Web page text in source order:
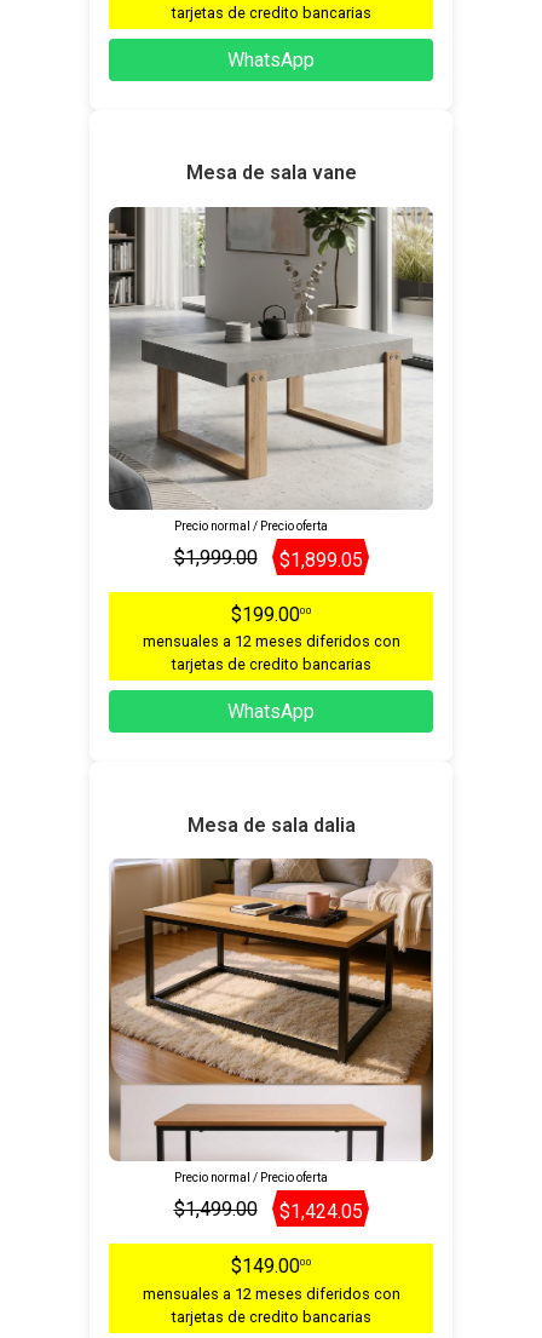
tarjetas de credito bancarias
WhatsApp
Mesa de sala vane
Precio normal / Precio oferta
$1,999.00 $1,899.05
$199.0000
mensuales a 12 meses diferidos con
tarjetas de credito bancarias
WhatsApp
Mesa de sala dalia
Precio normal / Precio oferta
$1,499.00 $1,424.05
$149.0000
mensuales a 12 meses diferidos con
tarjetas de credito bancarias